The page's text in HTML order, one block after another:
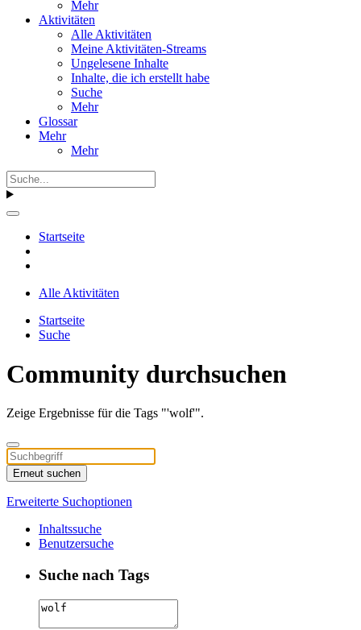
Mehr
Aktivitäten
Alle Aktivitäten
Meine Aktivitäten-Streams
Ungelesene Inhalte
Inhalte, die ich erstellt habe
Suche
Mehr
Glossar
Mehr
Mehr
Startseite
Alle Aktivitäten
Startseite
Suche
Community durchsuchen
Zeige Ergebnisse für die Tags "'wolf'".
Erneut suchen
Erweiterte Suchoptionen
Inhaltssuche
Benutzersuche
Suche nach Tags